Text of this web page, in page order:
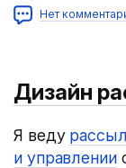
Нет
Дизайн
Я веду
и управлении